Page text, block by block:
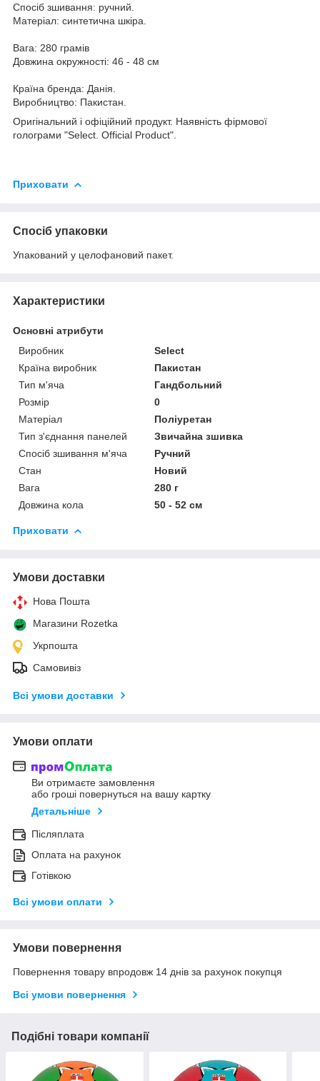
Спосіб зшивання: ручний.
Матеріал: синтетична шкіра.
Вага: 280 грамів
Довжина окружності: 46 - 48 см
Країна бренда: Данія.
Виробництво: Пакистан.
Оригінальний і офіційний продукт. Наявність фірмової
голограми "Select. Official Product".
Приховати
Спосіб упаковки
Упакований у целофановий пакет.
Характеристики
Основні атрибути
Виробник
Select
Країна виробник
Пакистан
Тип м'яча
Гандбольний
Розмір
0
Матеріал
Поліуретан
Тип з'єднання панелей
Звичайна зшивка
Спосіб зшивання м'яча
Ручний
Стан
Новий
Вага
280 г
Довжина кола
50 - 52 см
Приховати
Умови доставки
Нова Пошта
Магазини Rozetka
Укрпошта
Самовивіз
Всі умови доставки
Умови оплати
Ви отримаєте замовлення
або гроші повернуться на вашу картку
Детальніше
Післяплата
Оплата на рахунок
Готівкою
Всі умови оплати
Умови повернення
Повернення товару впродовж 14 днів за рахунок покупця
Всі умови повернення
Подібні товари компанії